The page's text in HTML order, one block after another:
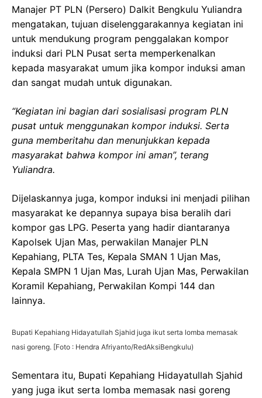
Manajer PT PLN (Persero) Dalkit Bengkulu Yuliandra
mengatakan, tujuan diselenggarakannya kegiatan ini
untuk mendukung program penggalakan kompor
induksi dari PLN Pusat serta memperkenalkan
kepada masyarakat umum jika kompor induksi aman
dan sangat mudah untuk digunakan.
“Kegiatan ini bagian dari sosialisasi program PLN
pusat untuk menggunakan kompor induksi. Serta
guna memberitahu dan menunjukkan kepada
masyarakat bahwa kompor ini aman”, terang
Yuliandra.
Dijelaskannya juga, kompor induksi ini menjadi pilihan
masyarakat ke depannya supaya bisa beralih dari
kompor gas LPG. Peserta yang hadir diantaranya
Kapolsek Ujan Mas, perwakilan Manajer PLN
Kepahiang, PLTA Tes, Kepala SMAN 1 Ujan Mas,
Kepala SMPN 1 Ujan Mas, Lurah Ujan Mas, Perwakilan
Koramil Kepahiang, Perwakilan Kompi 144 dan
lainnya.
Bupati Kepahiang Hidayatullah Sjahid juga ikut serta lomba memasak
nasi goreng. [Foto : Hendra Afriyanto/RedAksiBengkulu)
Sementara itu, Bupati Kepahiang Hidayatullah Sjahid
yang juga ikut serta lomba memasak nasi goreng